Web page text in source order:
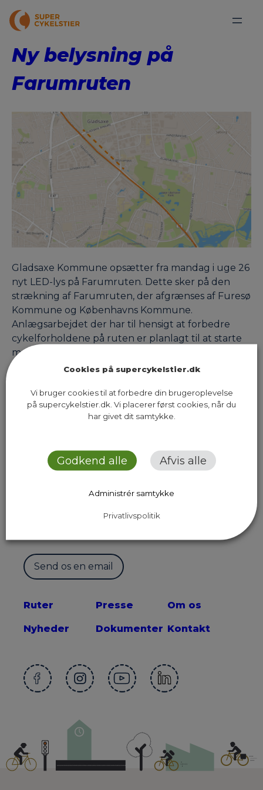
Ny belysning på
Farumruten
Gladsaxe Kommune opsætter fra mandag i uge 26
nyt LED-lys på Farumruten. Dette sker på den
strækning af Farumruten, der afgrænses af Furesø
Kommune og Københavns Kommune.
Anlægsarbejdet der har til hensigt at forbedre
cykelforholdene på ruten er planlagt til at starte
mandag i uge 26 og forventes afsluttet i uge 35.
Arbejdet kommer til…
Previous Page Next Page
Islands Brygge 37, 5. sal
Send os en email
Ruter
Nyheder
Presse
Dokumenter
Om os
Kontakt
Cookies på supercykelstier.dk
Vi bruger cookies til at forbedre din brugeroplevelse
på supercykelstier.dk. Vi placerer først cookies, når du
har givet dit samtykke.
Godkend alle Afvis alle
Administrér samtykke
Privatlivspolitik